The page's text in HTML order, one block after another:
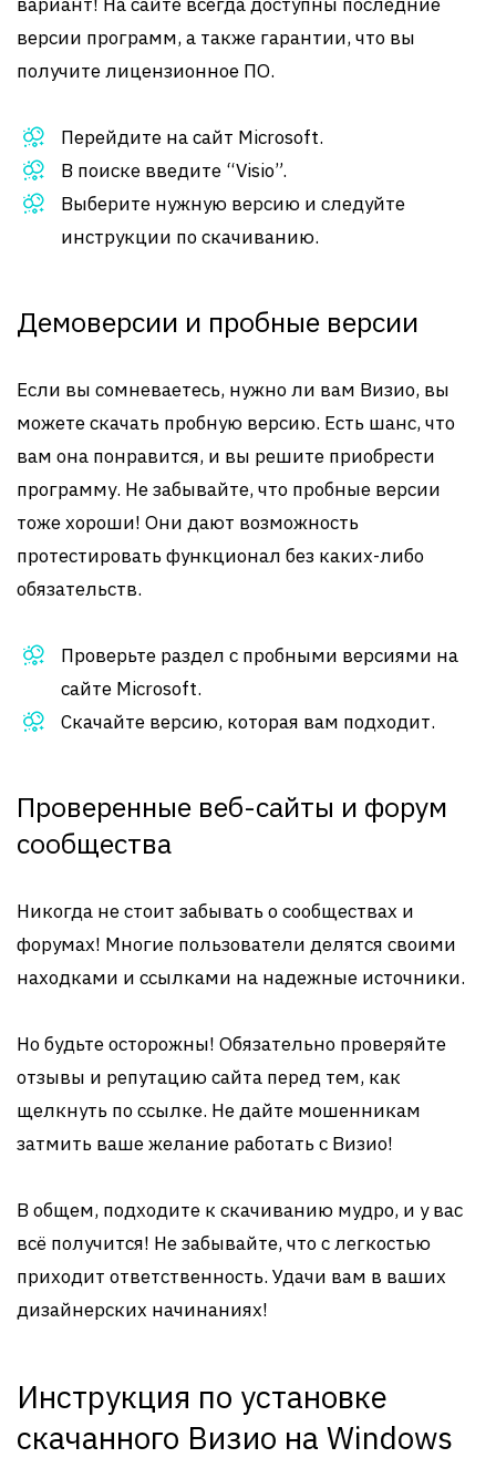
версии программ, а также гарантии, что вы
получите лицензионное ПО.
Перейдите на сайт Microsoft.
В поиске введите “Visio”.
Выберите нужную версию и следуйте
инструкции по скачиванию.
Демоверсии и пробные версии
Если вы сомневаетесь, нужно ли вам Визио, вы
можете скачать пробную версию. Есть шанс, что
вам она понравится, и вы решите приобрести
программу. Не забывайте, что пробные версии
тоже хороши! Они дают возможность
протестировать функционал без каких-либо
обязательств.
Проверьте раздел с пробными версиями на
сайте Microsoft.
Скачайте версию, которая вам подходит.
Проверенные веб-сайты и форум
сообщества
Никогда не стоит забывать о сообществах и
форумах! Многие пользователи делятся своими
находками и ссылками на надежные источники.
Но будьте осторожны! Обязательно проверяйте
отзывы и репутацию сайта перед тем, как
щелкнуть по ссылке. Не дайте мошенникам
затмить ваше желание работать с Визио!
В общем, подходите к скачиванию мудро, и у вас
всё получится! Не забывайте, что с легкостью
приходит ответственность. Удачи вам в ваших
дизайнерских начинаниях!
Инструкция по установке
скачанного Визио на Windows